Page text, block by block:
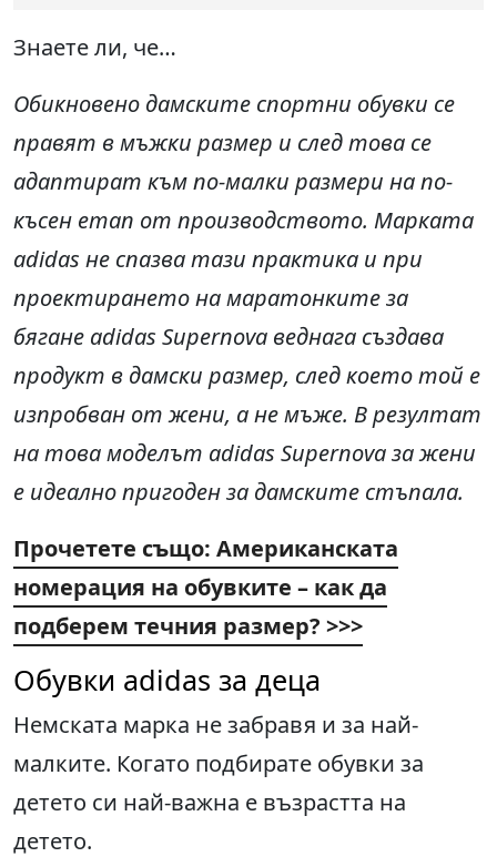
Знаете ли, че…
Обикновено дамските спортни обувки се
правят в мъжки размер и след това се
адаптират към по-малки размери на по-
късен етап от производството. Марката
adidas не спазва тази практика и при
проектирането на маратонките за
бягане adidas Supernova веднага създава
продукт в дамски размер, след което той е
изпробван от жени, а не мъже. В резултат
на това моделът adidas Supernova за жени
е идеално пригоден за дамските стъпала.
Прочетете също: Американската
номерация на обувките – как да
подберем течния размер? >>>
Обувки adidas за деца
Немската марка не забравя и за най-
малките. Когато подбирате обувки за
детето си най-важна е възрастта на
детето.